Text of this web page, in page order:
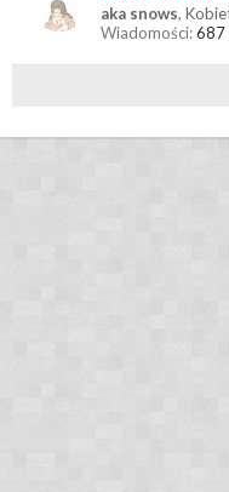
aka snows,
Wiadomości:687